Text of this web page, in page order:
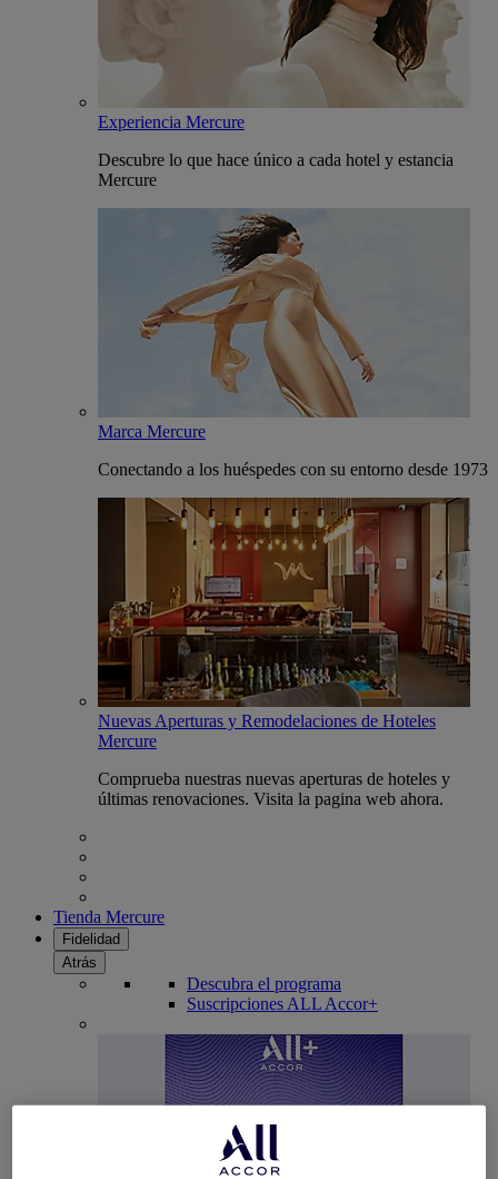
Experiencia Mercure
Descubre lo que hace único a cada hotel y estancia
Mercure
Marca Mercure
Conectando a los huéspedes con su entorno desde 1973
Nuevas Aperturas y Remodelaciones de Hoteles
Mercure
Comprueba nuestras nuevas aperturas de hoteles y
últimas renovaciones. Visita la pagina web ahora.
Tienda Mercure
Fidelidad
Atrás
Descubra el programa
Suscripciones ALL Accor+